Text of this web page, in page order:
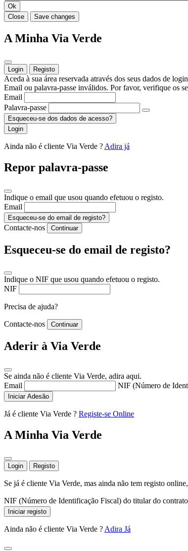
Ok
Close
Save changes
A Minha Via Verde
Login Registo
Aceda à sua área reservada através dos seus dados de
Email ou palavra-passe inválidos. Por favor, verifique os
Email
Palavra-passe
Esqueceu-se dos dados de acesso?
Login
Ainda não é cliente Via Verde ? Adira já
Repor palavra-passe
Indique o email que usou quando efetuou o registo.
Email
Esqueceu-se do email de registo?
Contacte-nos Continuar
Esqueceu-se do email de registo?
Indique o NIF que usou quando efetuou o registo.
NIF
Precisa de ajuda?
Contacte-nos Continuar
Aderir à Via Verde
Se ainda não é cliente Via Verde, adira aqui.
Email
NIF (Número de
Iniciar Adesão
Já é cliente Via Verde ? Registe-se Online
A Minha Via Verde
Login Registo
Se já é cliente Via Verde, mas ainda não tem registo
NIF (Número de Identificação Fiscal) do titular do contrato
Iniciar registo
Ainda não é cliente Via Verde ? Adira Já